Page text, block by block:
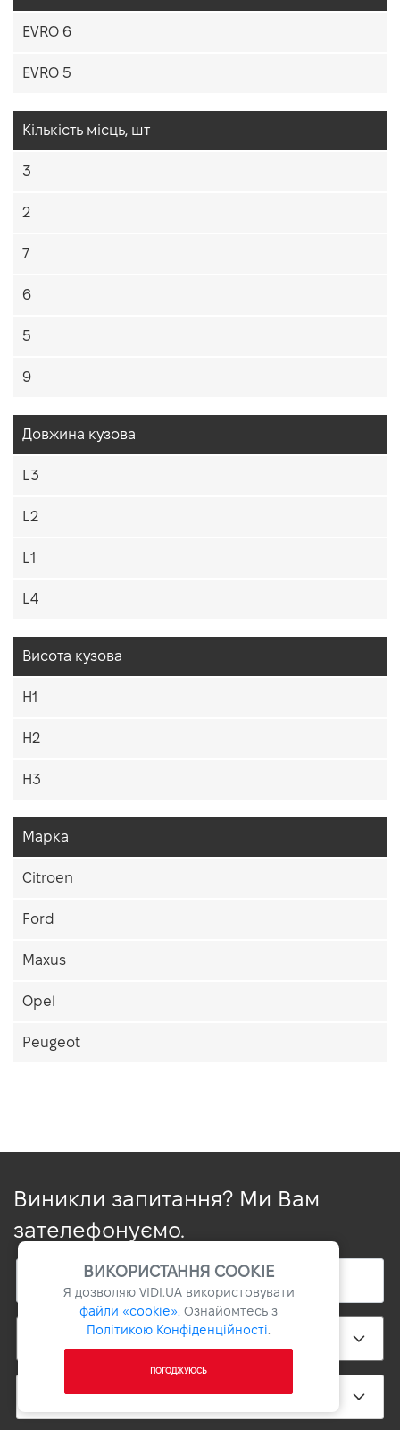
EVRO 6
EVRO 5
Кiлькiсть мiсць, шт
3
2
7
6
5
9
Довжина кузова
L3
L2
L1
L4
Висота кузова
H1
H2
H3
Марка
Citroen
Ford
Maxus
Opel
Peugeot
Виникли запитання? Ми Вам
зателефонуємо.
ВИКОРИСТАННЯ COOKIE
Я дозволяю VIDI.UAвикористовувати
файли «cookie». Ознайомтесь з
Політикою Конфіденційності.
ПОГОДЖУЮСЬ